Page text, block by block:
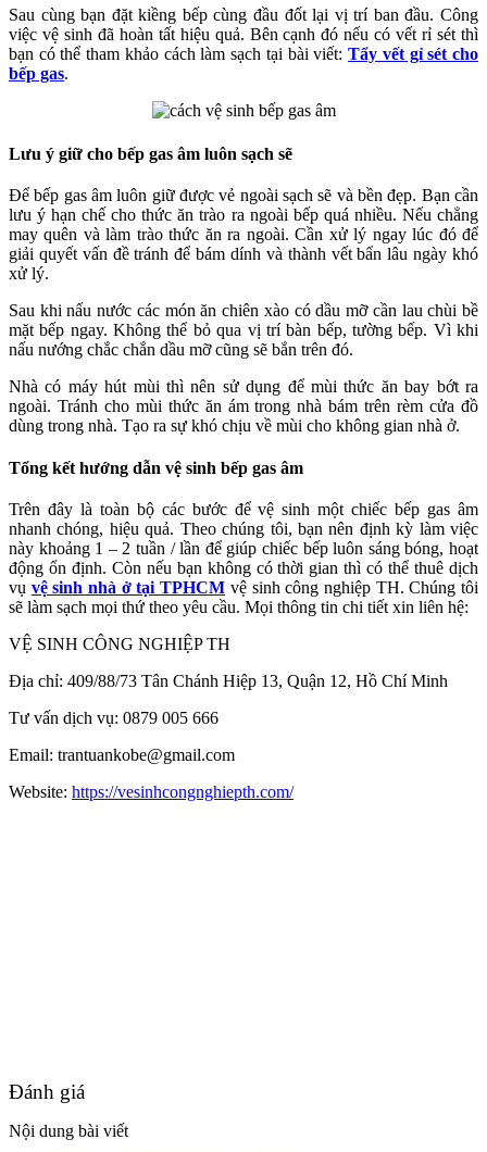
Sau cùng bạn đặt kiềng bếp cùng đầu đốt lại vị trí ban đầu. Công
việc vệ sinh đã hoàn tất hiệu quả. Bên cạnh đó nếu có vết rỉ sét thì
bạn có thể tham khảo cách làm sạch tại bài viết:Tẩy vết gỉ sét cho
bếp gas.
Lưu ý giữ cho bếp gas âm luôn sạch sẽ
Để bếp gas âm luôn giữ được vẻ ngoài sạch sẽ và bền đẹp. Bạn cần
lưu ý hạn chế cho thức ăn trào ra ngoài bếp quá nhiều. Nếu chẳng
may quên và làm trào thức ăn ra ngoài. Cần xử lý ngay lúc đó để
giải quyết vấn đề tránh để bám dính và thành vết bẩn lâu ngày khó
xử lý.
Sau khi nấu nước các món ăn chiên xào có dầu mỡ cần lau chùi bề
mặt bếp ngay. Không thể bỏ qua vị trí bàn bếp, tường bếp. Vì khi
nấu nướng chắc chắn dầu mỡ cũng sẽ bắn trên đó.
Nhà có máy hút mùi thì nên sử dụng để mùi thức ăn bay bớt ra
ngoài. Tránh cho mùi thức ăn ám trong nhà bám trên rèm cửa đồ
dùng trong nhà. Tạo ra sự khó chịu về mùi cho không gian nhà ở.
Tổng kết hướng dẫn vệ sinh bếp gas âm
Trên đây là toàn bộ các bước để vệ sinh một chiếc bếp gas âm
nhanh chóng, hiệu quả. Theo chúng tôi, bạn nên định kỳ làm việc
này khoảng 1 – 2 tuần / lần để giúp chiếc bếp luôn sáng bóng, hoạt
động ổn định. Còn nếu bạn không có thời gian thì có thể thuê dịch
vụ vệ sinh nhà ở tại TPHCM vệ sinh công nghiệp TH. Chúng tôi
sẽ làm sạch mọi thứ theo yêu cầu. Mọi thông tin chi tiết xin liên hệ:
VỆ SINH CÔNG NGHIỆP TH
Địa chỉ: 409/88/73 Tân Chánh Hiệp 13, Quận 12, Hồ Chí Minh
Tư vấn dịch vụ: 0879 005 666
Email: trantuankobe@gmail.com
Website: https://vesinhcongnghiepth.com/
Đánh giá
Nội dung bài viết